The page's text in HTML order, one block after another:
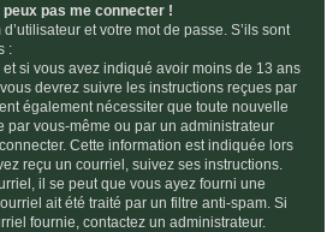
pas me connecter !
et votre mot de passe. S’ils sont
:
si vous avez indiqué avoir moins de 13 ans
devrez suivre les instructions reçues par
également nécessiter que toute nouvelle
par vous-même ou par un administrateur
Cette information est indiquée lors
reçu un courriel, suivez ses instructions.
il se peut que vous ayez fourni une
ait été traité par un filtre anti-spam. Si
fournie, contactez un administrateur.